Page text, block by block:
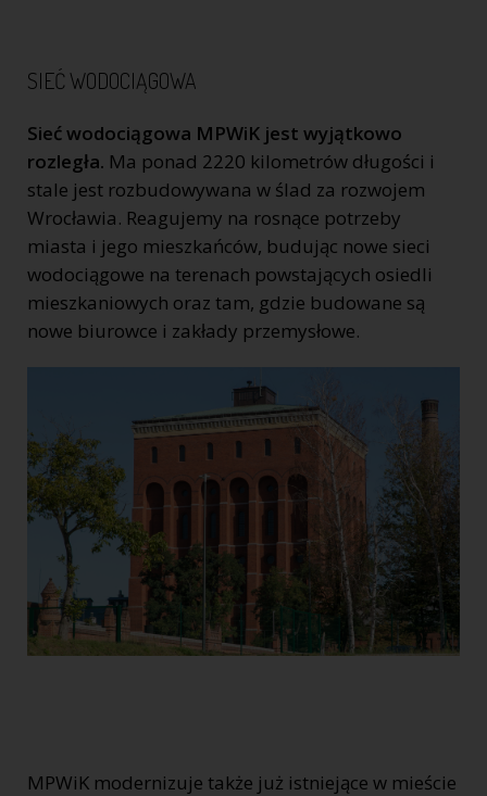
SIEĆ WODOCIĄGOWA
Sieć wodociągowa MPWiK jest wyjątkowo
rozległa. Ma ponad 2220 kilometrów długości i
stale jest rozbudowywana w ślad za rozwojem
Wrocławia. Reagujemy na rosnące potrzeby
miasta i jego mieszkańców, budując nowe sieci
wodociągowe na terenach powstających osiedli
mieszkaniowych oraz tam, gdzie budowane są
nowe biurowce i zakłady przemysłowe.
MPWiK modernizuje także już istniejące w mieście